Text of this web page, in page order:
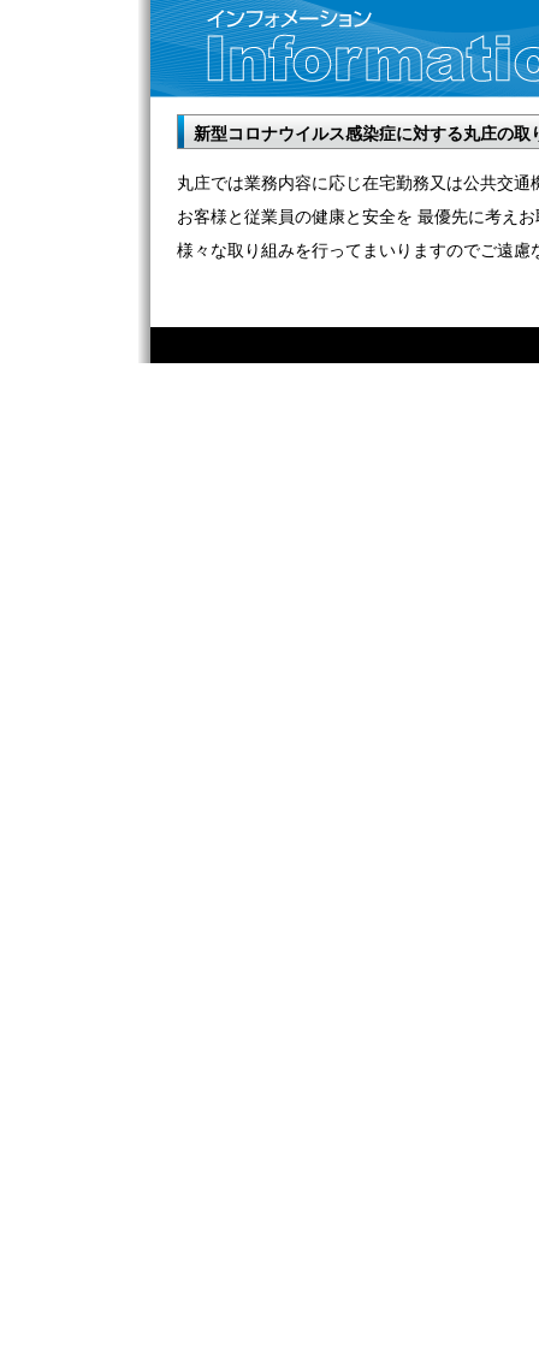
新型コロナウイルス感染症に対する丸庄の取
丸庄では業務内容に応じ在宅勤務又は公共交
お客様と従業員の健康と安全を 最優先に考え
様々な取り組みを行ってまいりますのでご遠慮